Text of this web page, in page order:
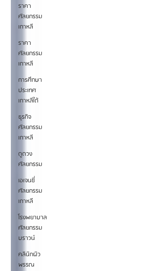
ราคา
ศัลยกรรม
เกาหลี
ราคา
ศัลยกรรม
เกาหลี
การศึกษา
ประเทศ
เกาหลีใต้
ธุรกิจ
ศัลยกรรม
เกาหลี
ดูดวง
ศัลยกรรม
เอเจนซี่
ศัลยกรรม
เกาหลี
โรงพยาบาล
ศัลยกรรม
บราวน์
คลินิกผิว
พรรณ